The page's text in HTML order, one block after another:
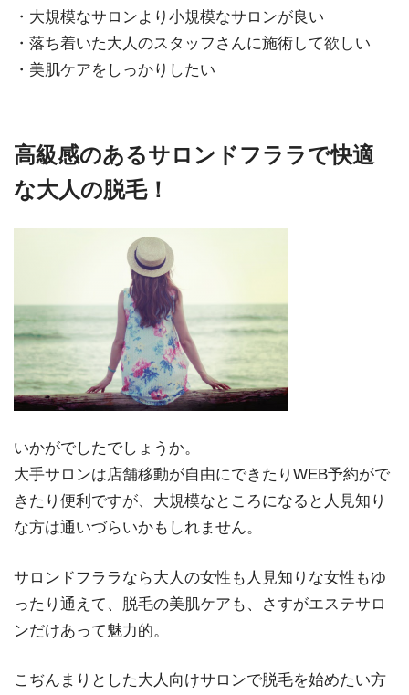
・大規模なサロンより小規模なサロンが良い
・落ち着いた大人のスタッフさんに施術して欲しい
・美肌ケアをしっかりしたい
高級感のあるサロンドフララで快適
な大人の脱毛！
いかがでしたでしょうか。
大手サロンは店舗移動が自由にできたりWEB予約がで
きたり便利ですが、大規模なところになると人見知り
な方は通いづらいかもしれません。
サロンドフララなら大人の女性も人見知りな女性もゆ
ったり通えて、脱毛の美肌ケアも、さすがエステサロ
ンだけあって魅力的。
こぢんまりとした大人向けサロンで脱毛を始めたい方